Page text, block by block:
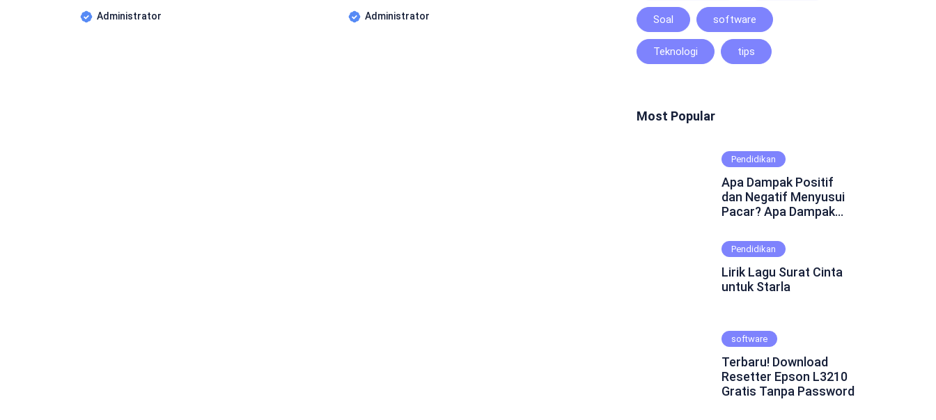
banyak di tanyakan di Ujian Sekolah,
Administrator
banyak di tanyakan di Ujian Sekolah,
Administrator Soal software
Teknologi tips
Most Popular
Pendidikan
Apa Dampak Positif
dan Negatif Menyusui
Pacar? Apa Dampak
Menyusui Pacar?
Mungkin ini adalah
pertanyaan yang
muncul dalam
fenomena yang cukup
kontroversial dalam
hubungan asmara.
Beberapa orang
percaya bahwa
menyusui pacar dapat
Pendidikan
Lirik Lagu Surat Cinta
untuk Starla
software
Terbaru! Download
Resetter Epson L3210
Gratis Tanpa Password